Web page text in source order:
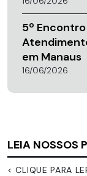
5º
em Manaus
16/06/2026
LEIA NOSSOS
< CLIQUE PARA